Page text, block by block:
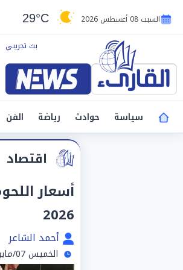
السبت 08 أغسطس 2026 29°C
سياسة
حوادث رياضة الفن
اقتصاد
2026
أحمد الشاعر
الخميس 07/مايو/2026 - 08:30 ص